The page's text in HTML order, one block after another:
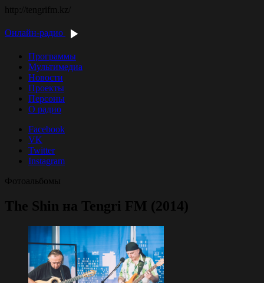
http://tengrifm.kz/
Онлайн-радио
Программы
Мультимедиа
Новости
Проекты
Персоны
О радио
Facebook
VK
Twitter
Instagram
Фотоальбомы
The Shin на Tengri FM (2014)